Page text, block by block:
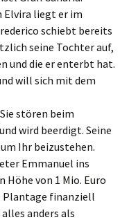
Elvira liegt er im
schiebt bereits
seine Tochter auf,
und die er enterbt hat.
will sich mit dem
stören beim
wird beerdigt. Seine
Ihr beizustehen.
Emmanuel ins
Höhe von 1 Mio. Euro
Plantage finanziell
anders als